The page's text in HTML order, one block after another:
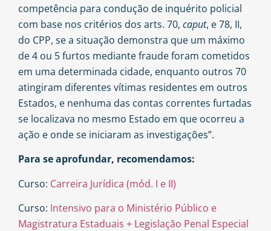
competência para condução de inquérito policial
com base nos critérios dos arts. 70, caput, e 78, II,
do CPP, se a situação demonstra que um máximo
de 4 ou 5 furtos mediante fraude foram cometidos
em uma determinada cidade, enquanto outros 70
atingiram diferentes vítimas residentes em outros
Estados, e nenhuma das contas correntes furtadas
se localizava no mesmo Estado em que ocorreu a
ação e onde se iniciaram as investigações”.
Para se aprofundar, recomendamos:
Curso: Carreira Jurídica (mód. I e II)
Curso: Intensivo para o Ministério Público e
Magistratura Estaduais + Legislação Penal Especial